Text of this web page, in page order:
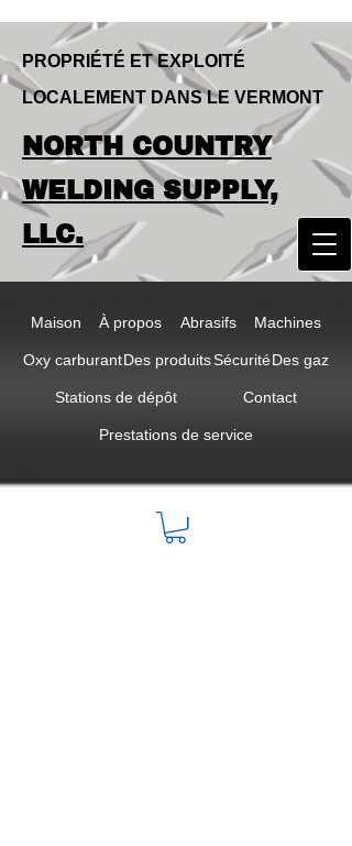
LOCALLY OWNED & OPERATED IN
VERMONT
NORTH COUNTRY
WELDING SUPPLY,
LLC
PROPRIÉTÉ ET EXPLOITÉ
LOCALEMENT DANS LE VERMONT
NORTH COUNTRY
WELDING SUPPLY,
LLC.
Maison À propos Abrasifs Machines
Oxy carburantDes produitsSécuritéDes gaz
Stations de dépôt Contact
Prestations de service